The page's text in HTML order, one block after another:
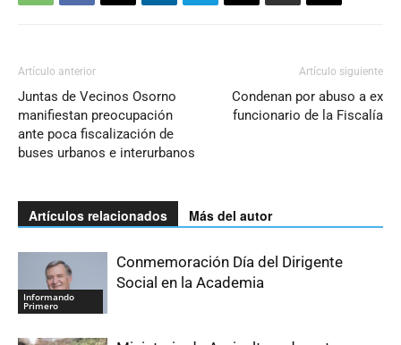
Artículo anterior
Juntas de Vecinos Osorno
manifiestan preocupación
ante poca fiscalización de
buses urbanos e interurbanos
Artículo siguiente
Condenan por abuso a ex
funcionario de la Fiscalía
Artículos relacionados Más del autor
Informando
Primero
Conmemoración Día del Dirigente
Social en la Academia